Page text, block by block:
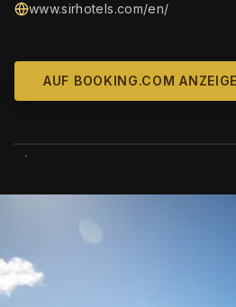
www.sirhotels.com/en/
AUF BOOKING.COM